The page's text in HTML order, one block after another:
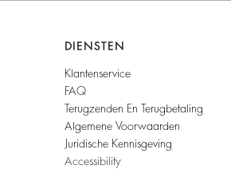
DIENSTEN
Klantenservice
FAQ
Terugzenden En Terugbetaling
Algemene Voorwaarden
Juridische Kennisgeving
Accessibility